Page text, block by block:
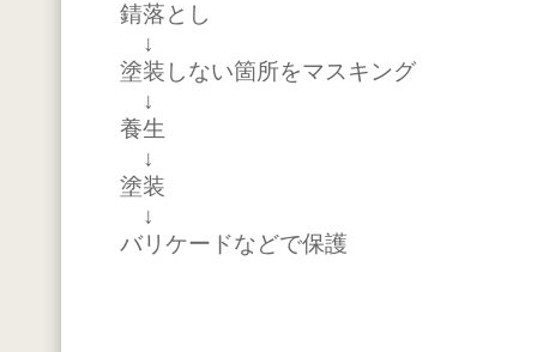
錆落とし
↓
塗装しない箇所をマスキング
↓
養生
↓
塗装
↓
バリケードなどで保護